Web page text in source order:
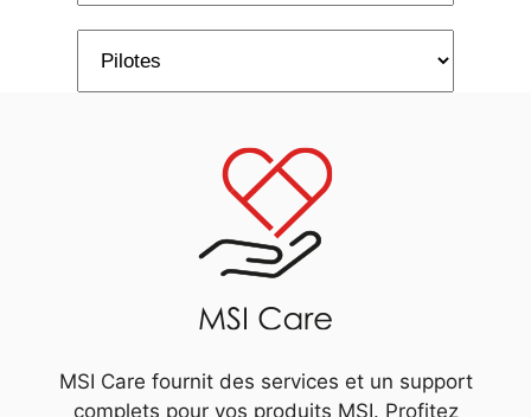
MSI Care fournit des services et un support
complets pour vos produits MSI. Profitez